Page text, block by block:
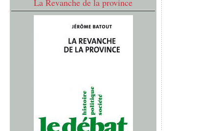
La Revanche de la province